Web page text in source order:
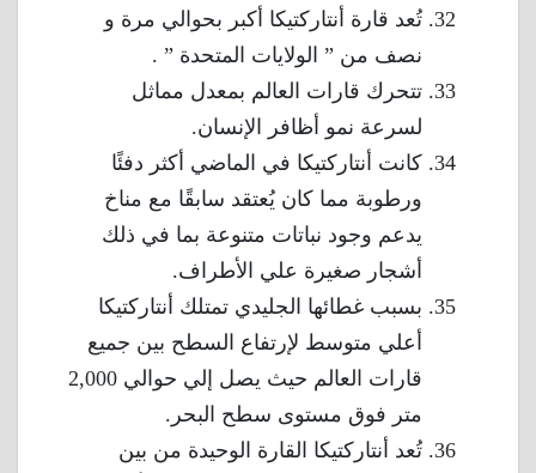
تُعد قارة أنتاركتيكا أكبر بحوالي مرة و
نصف من ” الولايات المتحدة ” .
تتحرك قارات العالم بمعدل مماثل
لسرعة نمو أظافر الإنسان.
كانت أنتاركتيكا في الماضي أكثر دفئًا
ورطوبة مما كان يُعتقد سابقًا مع مناخ
يدعم وجود نباتات متنوعة بما في ذلك
أشجار صغيرة علي الأطراف.
بسبب غطائها الجليدي تمتلك أنتاركتيكا
أعلي متوسط لإرتفاع السطح بين جميع
قارات العالم حيث يصل إلي حوالي 2,000
متر فوق مستوى سطح البحر.
تُعد أنتاركتيكا القارة الوحيدة من بين